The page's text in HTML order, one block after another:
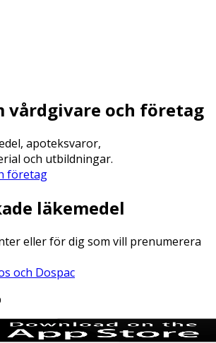
vårdgivare och företag
apoteksvaror,
och utbildningar.
företag
läkemedel
eller för dig som vill prenumerera
och Dospac